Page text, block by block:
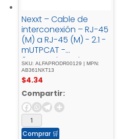
Nexxt – Cable de
interconexión – RJ-45
(M) a RJ-45 (M) - 2.1 -
mUTPCAT -
6trenzadoazul
SKU: ALFAPRODR00129 | MPN:
AB361NXT13
$4.34
Compartir:
Comprar 🛒